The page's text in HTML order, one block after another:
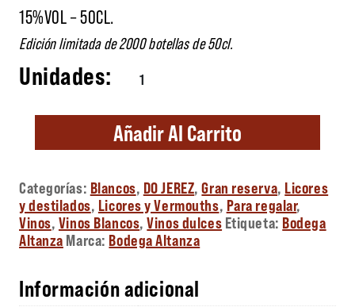
15%VOL – 50CL.
Edición limitada de 2000 botellas de 50cl.
Pedro Ximénez Roberto Amillo cantidad
Añadir Al Carrito
Categorías: Blancos, DO JEREZ,Gran reserva, Licores
y destilados, Licores y Vermouths, Para regalar,
Vinos, Vinos Blancos,Vinos dulces Etiqueta: Bodega
Altanza Marca: Bodega Altanza
Información adicional